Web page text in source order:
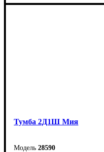
Ширина: 80 см
Тумба 2Д1Ш Мия
28590